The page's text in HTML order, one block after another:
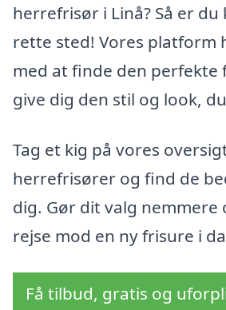
herrefrisør i Linå? Så er
rette sted! Vores platform
med at finde den perfekte
give dig den stil og look,
Tag et kig på vores
herrefrisører og find de
dig. Gør dit valg nemmere
rejse mod en ny frisure i
Få tilbud, gratis og